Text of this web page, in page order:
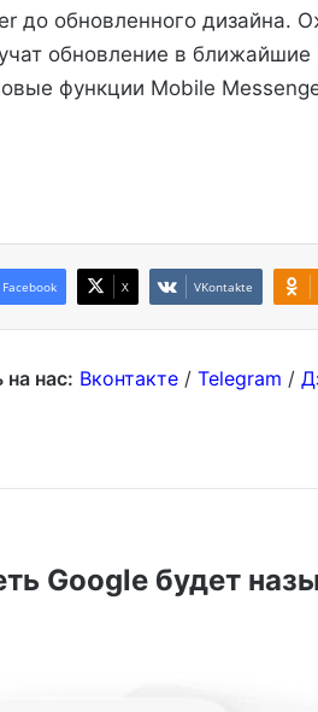
до обновленного дизайна.
обновление в ближайшие
функции Mobile
Facebook X VKontakte
нас: Вконтакте/ Telegram /